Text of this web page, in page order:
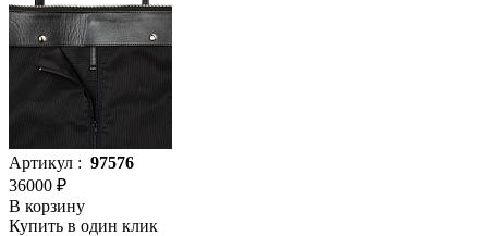
Артикул : 97576
36000 ₽
В корзину
Купить в один клик